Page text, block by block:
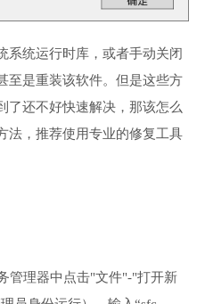
系统运行时库，或者手动关闭
至是重装该软件。但是这些方
了还不好快速解决，那该怎么
法，推荐使用专业的修复工具
管理器中点击"文件"-"打开新